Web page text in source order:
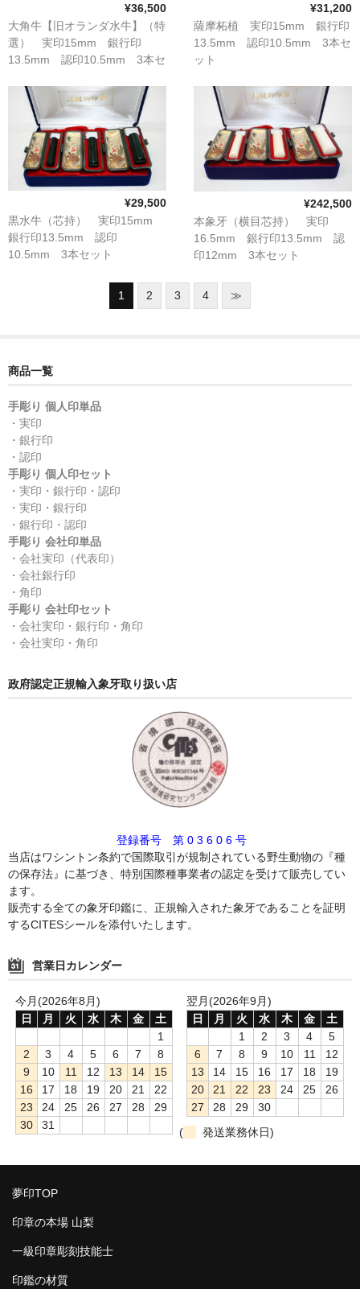
¥36,500
大角牛【旧オランダ水牛】（特
選） 実印15mm 銀行印
13.5mm 認印10.5mm 3本セ
¥31,200
薩摩柘植 実印15mm 銀行印
13.5mm 認印10.5mm 3本セ
ット
¥29,500
黒水牛（芯持） 実印15mm
銀行印13.5mm 認印
10.5mm 3本セット
¥242,500
本象牙（横目芯持） 実印
16.5mm 銀行印13.5mm 認
印12mm 3本セット
1 2 3 4 ≫
商品一覧
手彫り 個人印単品
・実印
・銀行印
・認印
手彫り 個人印セット
・実印・銀行印・認印
・実印・銀行印
・銀行印・認印
手彫り 会社印単品
・会社実印（代表印）
・会社銀行印
・角印
手彫り 会社印セット
・会社実印・銀行印・角印
・会社実印・角印
政府認定正規輸入象牙取り扱い店
登録番号 第 0 3 6 0 6 号
当店はワシントン条約で国際取引が規制されている野生動物の『種
の保存法』に基づき、特別国際種事業者の認定を受けて販売してい
ます。
販売する全ての象牙印鑑に、正規輸入された象牙であることを証明
するCITESシールを添付いたします。
営業日カレンダー
今月(2026年8月)
日
月 火 水 木 金
土
1
2
3 4 5 6 7
8
9
10 11 12 13 14
15
16
17 18 19 20 21
22
23
24 25 26 27 28
29
30
31
翌月(2026年9月)
日
月 火 水 木 金
土
1
2 3 4
5
6
7 8 9 10 11
12
13
14 15 16 17 18
19
20
21 22 23 24 25
26
27
28 29
30
(
発送業務休日)
夢印TOP
印章の本場 山梨
一級印章彫刻技能士
印鑑の材質